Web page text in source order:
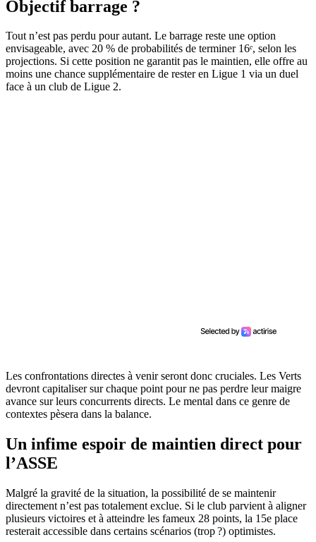
Objectif barrage ?
Tout n’est pas perdu pour autant. Le barrage reste une option
envisageable, avec 20 % de probabilités de terminer 16ᵉ, selon les
projections. Si cette position ne garantit pas le maintien, elle offre au
moins une chance supplémentaire de rester en Ligue 1 via un duel
face à un club de Ligue 2.
Les confrontations directes à venir seront donc cruciales. Les Verts
devront capitaliser sur chaque point pour ne pas perdre leur maigre
avance sur leurs concurrents directs. Le mental dans ce genre de
contextes pèsera dans la balance.
Un infime espoir de maintien direct pour
l’ASSE
Malgré la gravité de la situation, la possibilité de se maintenir
directement n’est pas totalement exclue. Si le club parvient à aligner
plusieurs victoires et à atteindre les fameux 28 points, la 15e place
resterait accessible dans certains scénarios (trop ?) optimistes.